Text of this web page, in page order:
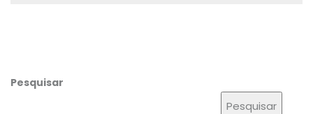
Pesquisar
Pesquisar